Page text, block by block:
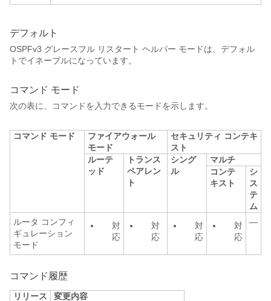
デフォルト
OSPFv3 グレースフル リスタート ヘルパー モードは、デフォル
トでイネーブルになっています。
コマンド モード
次の表に、コマンドを入力できるモードを示します。
コマンド モード
ファイアウォール
モード
セキュリティ コンテキ
スト
ルーテ
ッド
トランス
ペアレン
ト
シング
ル
マルチ
コンテ
キスト
シ
ス
テ
ム
ルータ コンフィ
ギュレーション
モード
対
応
対
応
対
応
対
応
—
コマンド履歴
リリース
変更内容